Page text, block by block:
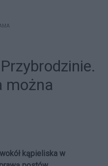
można
kąpieliska w